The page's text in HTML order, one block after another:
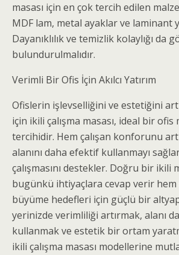
masası için en çok tercih edilen
MDF lam, metal ayaklar ve laminant
Dayanıklılık ve temizlik kolaylığı da
bulundurulmalıdır.
Verimli Bir Ofis İçin Akılcı Yatırım
Ofislerin işlevselliğini ve estetiğini
için ikili çalışma masası, ideal bir ofis
tercihidir. Hem çalışan konforunu
alanını daha efektif kullanmayı
çalışmasını destekler. Doğru bir ikili
bugünkü ihtiyaçlara cevap verir hem
büyüme hedefleri için güçlü bir
yerinizde verimliliği artırmak, alanı
kullanmak ve estetik bir ortam
ikili çalışma masası modellerine